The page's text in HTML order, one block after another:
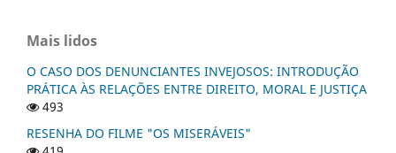
Mais lidos
O CASO DOS DENUNCIANTES INVEJOSOS: INTRODUÇÃO
PRÁTICA ÀS RELAÇÕES ENTRE DIREITO, MORAL E JUSTIÇA
493
RESENHA DO FILME "OS MISERÁVEIS"